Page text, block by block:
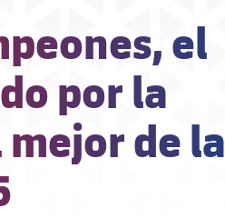
el
por la
de la